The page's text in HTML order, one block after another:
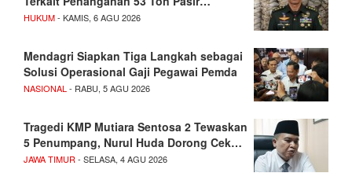
HUKUM- KAMIS, 6 AGU 2026
Mendagri Siapkan Tiga Langkah sebagai
Solusi Operasional Gaji Pegawai Pemda
NASIONAL - RABU, 5 AGU 2026
Tragedi KMP Mutiara Sentosa 2 Tewaskan
5 Penumpang, Nurul Huda Dorong Cek…
JAWA TIMUR - SELASA, 4 AGU 2026